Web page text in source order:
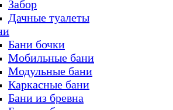
Забор
Дачные туалеты
Бани бочки
Мобильные бани
Модульные бани
Каркасные бани
Бани из бревна